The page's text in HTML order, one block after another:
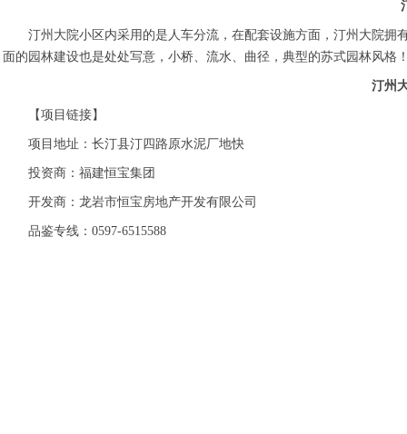
汀州大院小区内采用的是人车分流，在配套设施方面，汀州大院
面的园林建设也是处处写意，小桥、流水、曲径，典型的苏式园林风
汀州
【项目链接】
项目地址：长汀县汀四路原水泥厂地快
投资商：福建恒宝集团
开发商：龙岩市恒宝房地产开发有限公司
品鉴专线：0597-6515588